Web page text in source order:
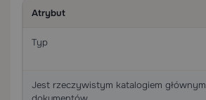
Atrybut
Typ
Jest rzeczywistym katalogiem głównym